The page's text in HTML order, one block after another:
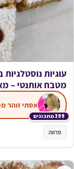
עוגיות
מטבח אותנטי –
399 מתכונים
אסתי זוהר
פרווה